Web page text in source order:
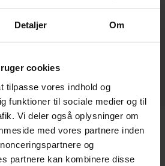
Detaljer Om
cookies
tilpasse vores indhold og
funktioner til sociale medier og til
Vi deler også oplysninger om
med vores partnere inden
og
partnere kan kombinere disse